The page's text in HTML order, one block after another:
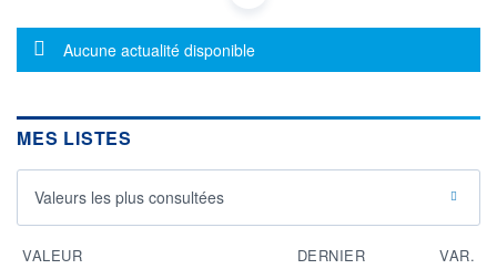
DONNÉES TEMPS DIFFÉRÉ
19h50
1,04
Message d'information
Aucune actualité disponible
MES LISTES
Valeurs les plus consultées
VALEUR DERNIER
VAR.